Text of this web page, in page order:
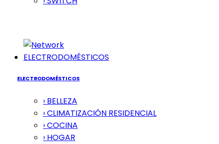
ELECTRODOMÉSTICOS
ELECTRODOMÉSTICOS
› BELLEZA
› CLIMATIZACIÓN RESIDENCIAL
› COCINA
› HOGAR